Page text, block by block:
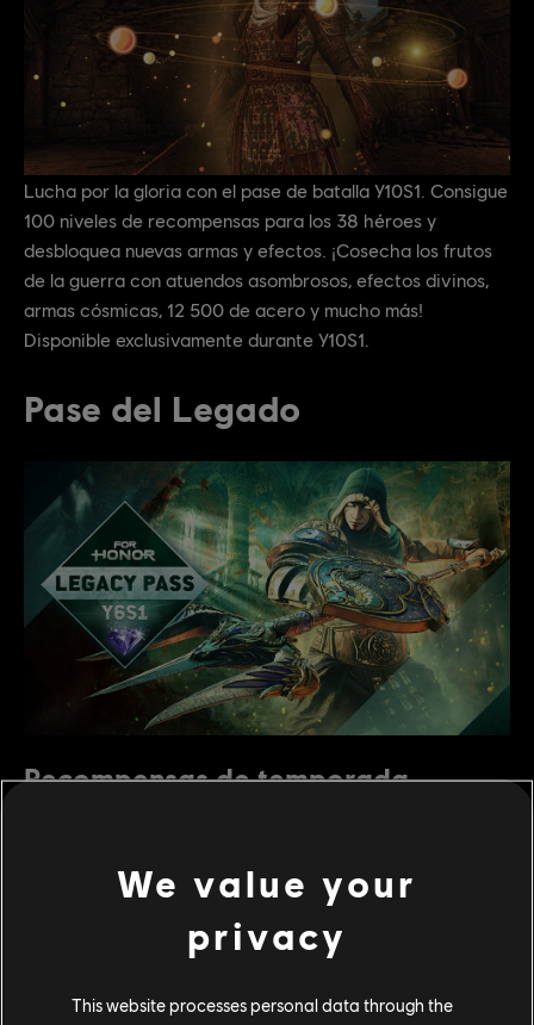
Lucha por la gloria con el pase de batalla Y10S1. Consigue
100 niveles de recompensas para los 38 héroes y
desbloquea nuevas armas y efectos. ¡Cosecha los frutos
de la guerra con atuendos asombrosos, efectos divinos,
armas cósmicas, 12 500 de acero y mucho más!
Disponible exclusivamente durante Y10S1.
Pase del Legado
Recompensas de temporada
We value your
privacy
This website processes personal data through the